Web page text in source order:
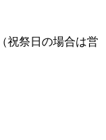
祝祭日の場合は営